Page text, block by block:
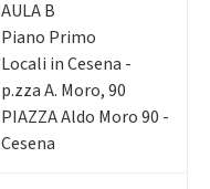
AULA B
Piano Primo
Locali in Cesena -
p.zza A. Moro, 90
PIAZZA Aldo Moro 90 -
Cesena